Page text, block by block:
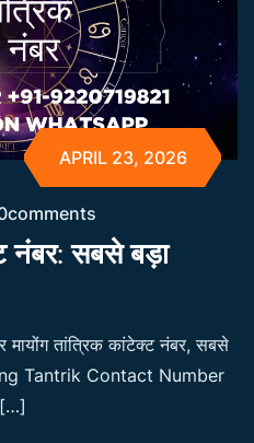
APRIL 23, 2026
नंबर: सबसे बड़ा
तांत्रिक कांटेक्ट नंबर, सबसे
Tantrik Contact Number
[…]